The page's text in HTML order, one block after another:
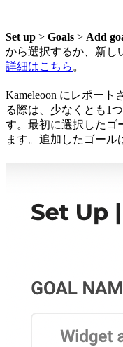
Set up > Goals > Add
から選択するか、新し
詳細はこちら 。
Kameleoon にレポー
る際は、少なくとも1
す。最初に選択したゴ
ます。追加したゴール